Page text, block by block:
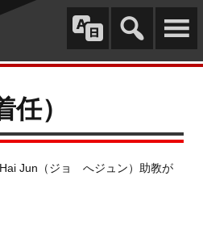
任）
Jun（ジョ へジュン）助教が